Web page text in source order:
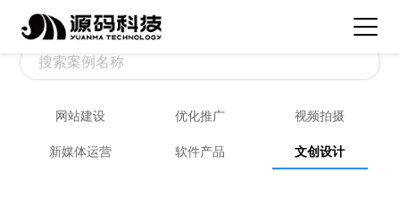
网站建设 优化推广 视频拍摄
新媒体运营 软件产品 文创设计